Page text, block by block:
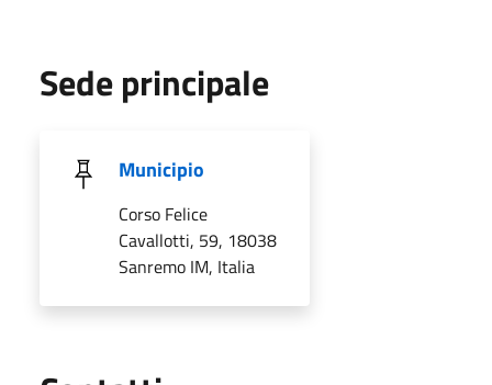
Sede principale
Municipio
Corso Felice
Cavallotti, 59, 18038
Sanremo IM, Italia